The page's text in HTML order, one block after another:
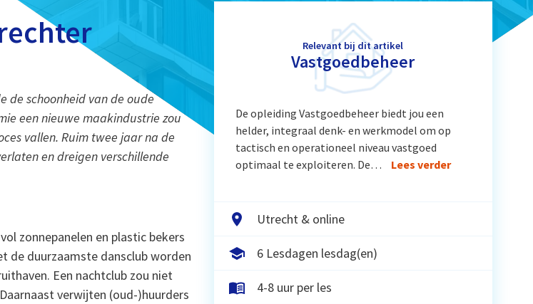
de schoonheid van de oude
een nieuwe maakindustrie zou
vallen. Ruim twee jaar na de
en dreigen verschillende
zonnepanelen en plastic bekers
de duurzaamste dansclub worden
Een nachtclub zou niet
verwijten (oud-)huurders
Relevant bij dit artikel
Vastgoedbeheer
De opleiding Vastgoedbeheer biedt jou een
helder, integraal denk- en werkmodel om op
tactisch en operationeel niveau vastgoed
optimaal te exploiteren. De…
Lees verder
Utrecht & online
6 Lesdagen lesdag(en)
4-8 uur per les